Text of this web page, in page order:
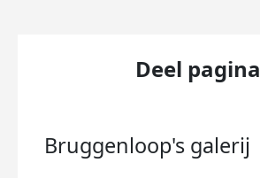
Deel pagina
Bruggenloop's galerij